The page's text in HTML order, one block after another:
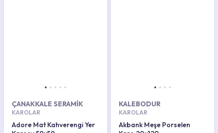
ÇANAKKALE SERAMİK
KAROLAR
Adore Mat Kahverengi Yer
KALEBODUR
KAROLAR
Akbank Meşe Porselen